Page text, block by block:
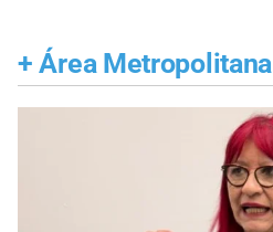
+ Área Metropolitana